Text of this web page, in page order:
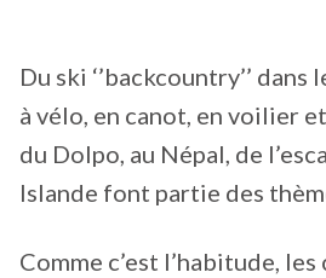
Du ski ‘’backcountry’’
à vélo, en canot, en voilier
du Dolpo, au Népal, de
Islande font partie des
Comme c’est l’habitude,